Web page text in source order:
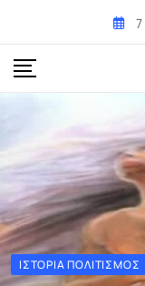
content
ΙΣΤΟΡΊΑ ΠΟΛΙΤΙΣΜΌΣ